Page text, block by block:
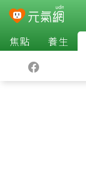
焦點 養生